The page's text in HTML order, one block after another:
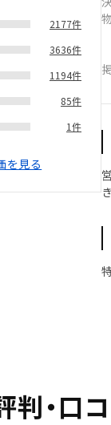
2177件
3636件
1194件
85件
1件
を見る
判・口